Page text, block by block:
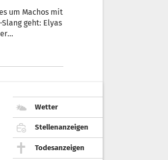
Wetter
Stellenanzeigen
Todesanzeigen